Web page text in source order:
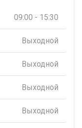
09:00 - 15:30
Выходной
Выходной
Выходной
Выходной